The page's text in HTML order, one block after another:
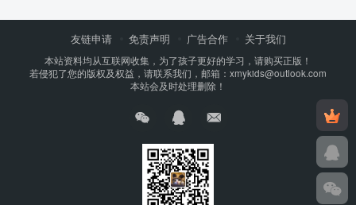
友链申请 免责声明 广告合作 关于我们
本站资料均从互联网收集，为了孩子更好的学习，请购买正版！
若侵犯了您的版权及权益，请联系我们，邮箱：xmykids@outlook.com
本站会及时处理删除！